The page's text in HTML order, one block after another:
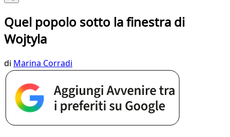
Quel popolo sotto la finestra di
Wojtyla
di Marina Corradi